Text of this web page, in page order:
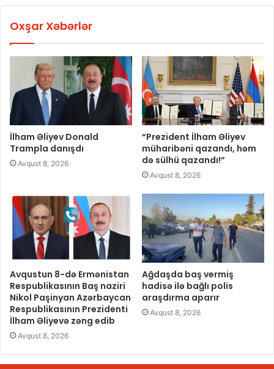
Oxşar Xəbərlər
İlham Əliyev Donald
Trampla danışdı
Avqust 8, 2026
“Prezident İlham Əliyev
müharibəni qazandı, həm
də sülhü qazandı!”
Avqust 8, 2026
Avqustun 8-də Ermənistan
Respublikasının Baş naziri
Nikol Paşinyan Azərbaycan
Respublikasının Prezidenti
İlham Əliyevə zəng edib
Avqust 8, 2026
Ağdaşda baş vermiş
hadisə ilə bağlı polis
araşdırma aparır
Avqust 8, 2026